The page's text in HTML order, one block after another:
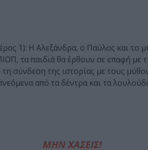
1): Η Αλεξάνδρα, ο Παύλος και το
τα παιδιά θα έρθουν σε επαφή με
σύνδεση της ιστορίας με τους
από τα δέντρα και τα
ΜΗΝ ΧΑΣΕΙΣ!